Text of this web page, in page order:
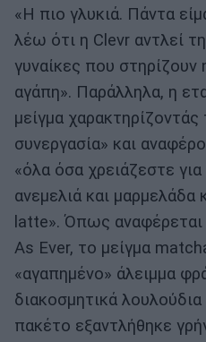
«Η πιο γλυκιά. Πάντα
λέω ότι η Clevr αντλεί
γυναίκες που
αγάπη». Παράλληλα, η
μείγμα
συνεργασία» και
«όλα όσα χρειάζεστε
ανεμελιά και μαρμελάδα
latte». Όπως αναφέρεται
As Ever, το μείγμα
«αγαπημένο» άλειμμα
διακοσμητικά
πακέτο εξαντλήθηκε